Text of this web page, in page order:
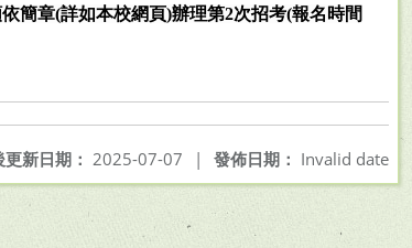
簡章(詳如本校網頁)辦理第2次招考(報名時間
發佈日期： Invalid date
新日期： 2025-07-07 |